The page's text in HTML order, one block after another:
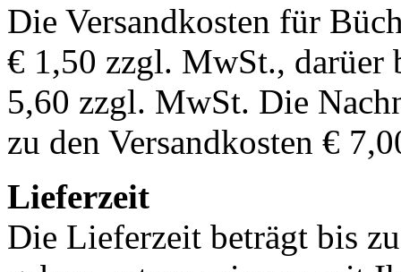
Die Versandkosten für
€ 1,50 zzgl. MwSt., darüer
5,60 zzgl. MwSt. Die
zu den Versandkosten €
Lieferzeit
Die Lieferzeit beträgt bis